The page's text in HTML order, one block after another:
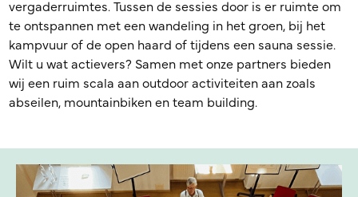
vergaderruimtes. Tussen de sessies door is er ruimte om
te ontspannen met een wandeling in het groen, bij het
kampvuur of de open haard of tijdens een sauna sessie.
Wilt u wat actievers? Samen met onze partners bieden
wij een ruim scala aan outdoor activiteiten aan zoals
abseilen, mountainbiken en team building.